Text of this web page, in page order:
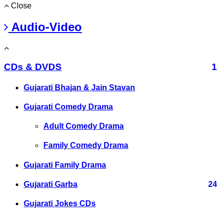
Close
Audio-Video
CDs & DVDS 1
Gujarati Bhajan & Jain Stavan
Gujarati Comedy Drama
Adult Comedy Drama
Family Comedy Drama
Gujarati Family Drama
Gujarati Garba 24
Gujarati Jokes CDs